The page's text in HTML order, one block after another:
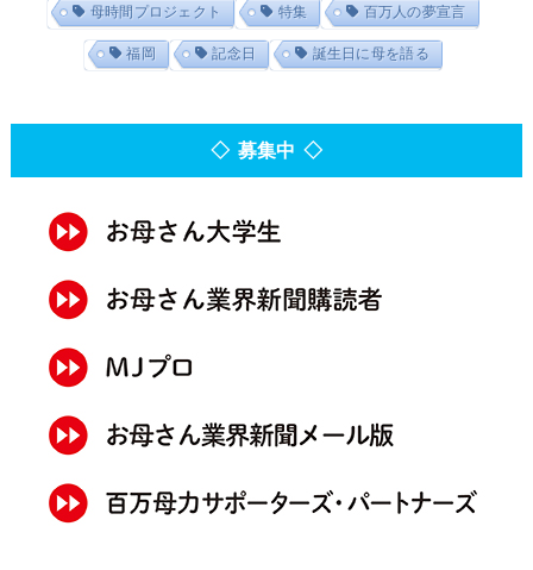
母時間プロジェクト 特集 百万人の夢宣言
福岡 記念日 誕生日に母を語る
◇ 募集中 ◇